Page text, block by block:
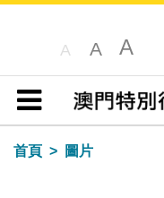
A A A
目錄
首頁
圖片